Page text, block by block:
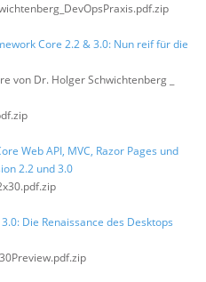
Core 2.2 & 3.0: Nun reif für die
von Dr. Holger Schwichtenberg _
Web API, MVC, Razor Pages und
2.2 und 3.0
Die Renaissance des Desktops